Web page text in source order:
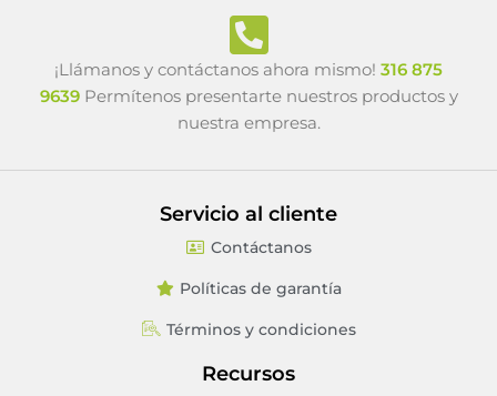
¡Llámanos y contáctanos ahora mismo! 316 875
9639Permítenos presentarte nuestros productos y
nuestra empresa.
Servicio al cliente
Contáctanos
Políticas de garantía
Términos y condiciones
Recursos